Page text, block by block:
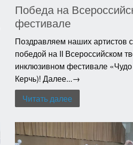
Победа на
фестивале
Поздравляем наших артистов
победой на II Всероссийском
инклюзивном фестивале «Чудо
Керчь)! Далее...→
Читать далее